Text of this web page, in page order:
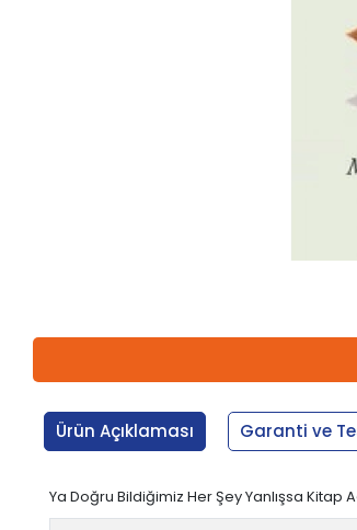
Ürün Açıklaması Garanti ve
Ya Doğru Bildiğimiz Her Şey Yanlışsa Kitap